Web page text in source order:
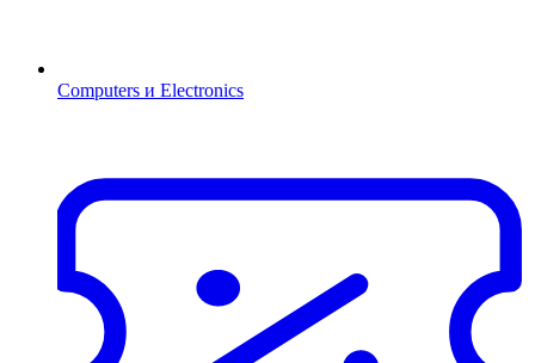
Computers и Electronics